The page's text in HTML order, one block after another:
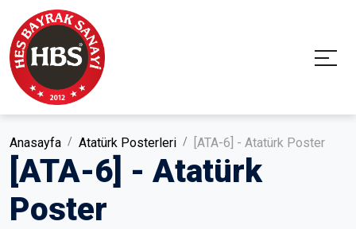
Anasayfa Atatürk Posterleri [ATA-6] - Atatürk Poster
[ATA-6] - Atatürk
Poster